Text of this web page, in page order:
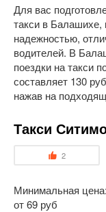
Для вас
такси в Балашихе,
надежностью,
водителей. В
поездки на такси
составляет 130
нажав на
Такси
2
Минимальная цена:
от 69 руб